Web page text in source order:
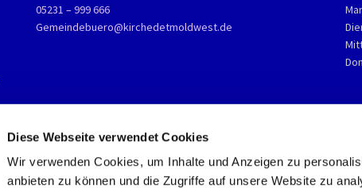
Diese Webseite verwendet Cookies
Wir verwenden Cookies, um Inhalte und Anzeigen zu
anbieten zu können und die Zugriffe auf unsere Website zu
05231 – 999 666
Gemeindebuero@kirchedetmoldwest.de